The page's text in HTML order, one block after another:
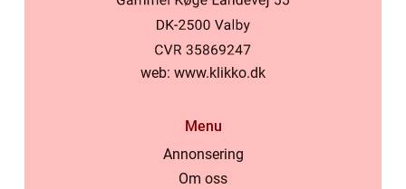
web: www.klikko.dk
Menu
Annonsering
Om oss